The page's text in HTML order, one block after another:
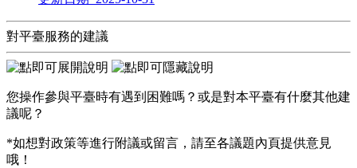
對平臺服務的建議
您操作參與平臺時有遇到困難嗎？或是對本平臺有什麼其他建
議呢？
*如想對政策等進行附議或留言，請至各議題內頁提供意見
哦！